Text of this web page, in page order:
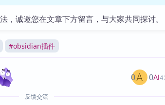
，诚邀您在文章下方留言，与大家共同探讨。
#obsidian插件
AI
0 0
反馈交流